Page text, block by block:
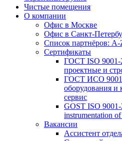
Чистые помещения
О компании
Офис в Москве
Офис в Санкт-
Список партнёров: A-
Сертификаты
ГОСТ ISO 9001-
проектные и
ГОСТ ИСО 9001-
оборудования и
сервис
GOST ISO
instrumentation
Вакансии
Ассистент